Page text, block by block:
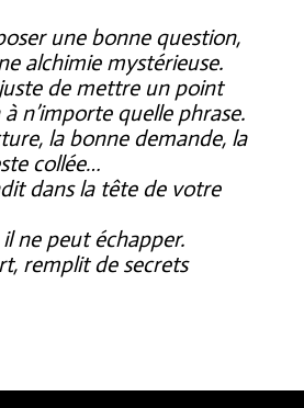
une bonne question,
alchimie mystérieuse.
de mettre un point
n’importe quelle phrase.
la bonne demande, la
collée…
dans la tête de votre
ne peut échapper.
remplit de secrets